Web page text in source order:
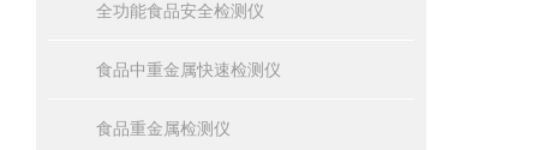
全功能食品安全检测仪
食品中重金属快速检测仪
食品重金属检测仪